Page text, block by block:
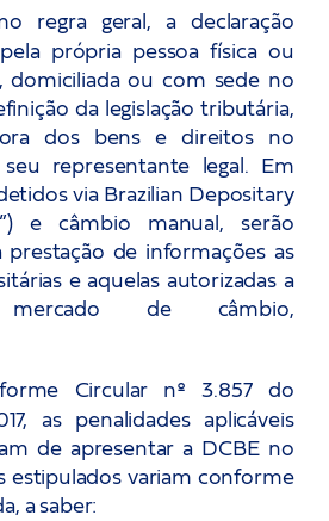
regra geral, a declaração
própria pessoa física ou
domiciliada ou com sede no
da legislação tributária,
dos bens e direitos no
representante legal. Em
via Brazilian Depositary
e câmbio manual, serão
prestação de informações as
e aquelas autorizadas a
de câmbio,
Circular nº 3.857 do
as penalidades aplicáveis
de apresentar a DCBE no
estipulados variam conforme
a saber: